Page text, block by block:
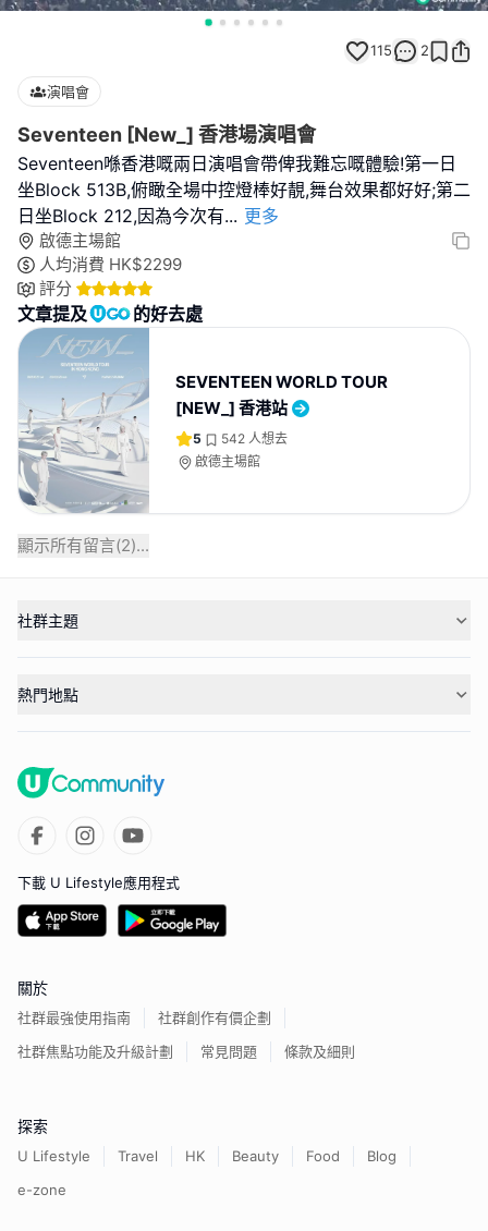
115 2
演唱會
Seventeen [New_] 香港場演唱會
Seventeen喺香港嘅兩日演唱會帶俾我難忘嘅體驗!第一日
坐Block 513B,俯瞰全場中控燈棒好靚,舞台效果都好好;第二
日坐Block 212,因為今次有... 更多
啟德主場館
人均消費 HK$2299
評分
文章提及 的好去處
SEVENTEEN WORLD TOUR
[NEW_] 香港站
5 542 人想去
啟德主場館
顯示所有留言(2)...
社群主題
熱門地點
下載 U Lifestyle應用程式
關於
社群最強使用指南
社群創作有價企劃
社群焦點功能及升級計劃
常見問題 條款及細則
探索
U Lifestyle Travel HK Beauty Food
Blog
e-zone